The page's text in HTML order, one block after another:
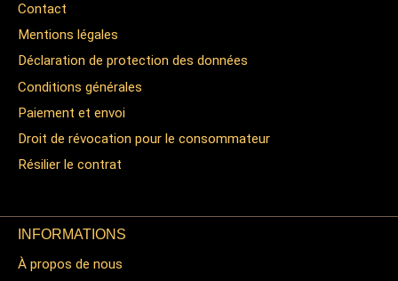
Contact
Mentions légales
Déclaration de protection des données
Conditions générales
Paiement et envoi
Droit de révocation pour le consommateur
Résilier le contrat
INFORMATIONS
À propos de nous